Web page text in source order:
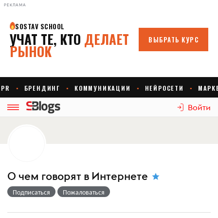
РЕКЛАМА
Войти
О чем говорят в Интернете
Подписаться Пожаловаться